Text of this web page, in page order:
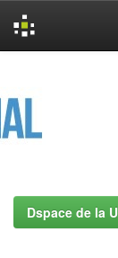
Dspace de la